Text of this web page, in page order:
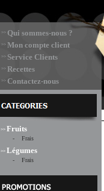
>> Qui sommes-nous ?
>> Mon compte client
>> Service Clients
>> Recettes
>> Contactez-nous
>> Fruits
- Frais
>> Légumes
- Frais